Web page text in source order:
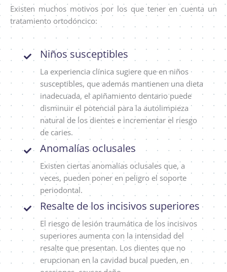
Existen muchos motivos por los que tener en cuenta un
tratamiento ortodóncico:
Niños susceptibles
La experiencia clínica sugiere que en niños
susceptibles, que además mantienen una dieta
inadecuada, el apiñamiento dentario puede
disminuir el potencial para la autolimpieza
natural de los dientes e incrementar el riesgo
de caries.
Anomalías oclusales
Existen ciertas anomalías oclusales que, a
veces, pueden poner en peligro el soporte
periodontal.
Resalte de los incisivos superiores
El riesgo de lesión traumática de los incisivos
superiores aumenta con la intensidad del
resalte que presentan. Los dientes que no
erupcionan en la cavidad bucal pueden, en